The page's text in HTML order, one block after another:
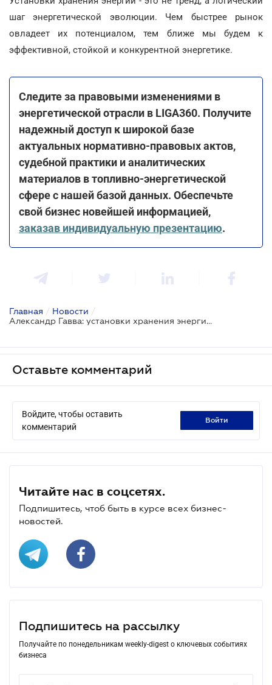
шаг энергетической эволюции. Чем быстрее рынок
овладеет их потенциалом, тем ближе мы будем к
эффективной, стойкой и конкурентной энергетике.
Следите за правовыми изменениями в
энергетической отрасли в LIGA360. Получите
надежный доступ к широкой базе
актуальных нормативно-правовых актов,
судебной практики и аналитических
материалов в топливно-энергетической
сфере с нашей базой данных. Обеспечьте
свой бизнес новейшей информацией,
заказав индивидуальную презентацию.
Главная / Новости /
Александр Гавва: установки хранения энергии - новая эра гибкости на рынке электроэнергии
Оставьте комментарий
Войдите, чтобы оставить
комментарий
войти
Читайте нас в соцсетях.
Подпишитесь, чтоб быть в курсе всех бизнес-
новостей.
Подпишитесь на рассылку
Получайте по понедельникам weekly-digest о ключевых событиях
бизнеса